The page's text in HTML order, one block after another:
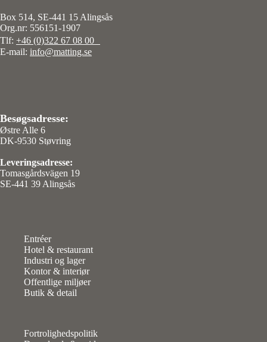
Box 514, SE-441 15 Alingsås
Org.nr: 556151-1907
Tlf: +46 (0)322 67 08 00
E-mail: info@matting.se
Besøgsadresse:
Østre Alle 6
DK-9530 Støvring
Leveringsadresse:
Tomasgårdsvägen 19
SE-441 39 Alingsås
Entréer
Hotel & restaurant
Industri og lager
Kontor & interiør
Offentlige miljøer
Butik & detail
Fortrolighedspolitik